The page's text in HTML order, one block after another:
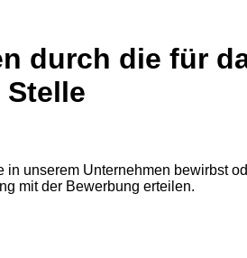
durch die für
unserem Unternehmen bewirbst
mit der Bewerbung erteilen.